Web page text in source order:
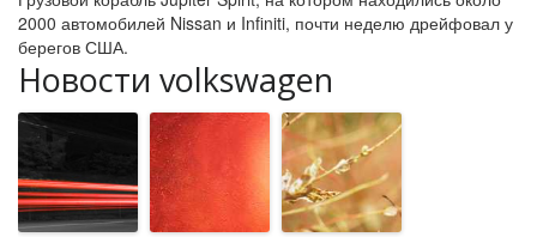
2000 автомобилей Nissan и Infiniti, почти неделю дрейфовал у
берегов США.
Новости volkswagen